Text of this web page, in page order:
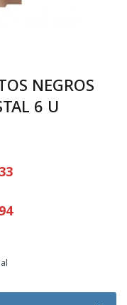
NEGROS
6 U